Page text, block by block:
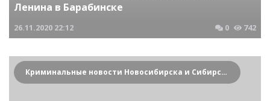
Ленина в Барабинске
26.11.2020 22:12 0 742
Криминальные новости Новосибирска и Сибирского региона